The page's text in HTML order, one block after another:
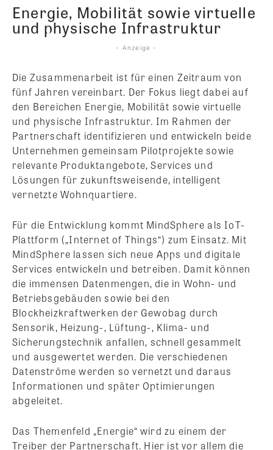
Energie, Mobilität sowie virtuelle
und physische Infrastruktur
- Anzeige -
Die Zusammenarbeit ist für einen Zeitraum von
fünf Jahren vereinbart. Der Fokus liegt dabei auf
den Bereichen Energie, Mobilität sowie virtuelle
und physische Infrastruktur. Im Rahmen der
Partnerschaft identifizieren und entwickeln beide
Unternehmen gemeinsam Pilotprojekte sowie
relevante Produktangebote, Services und
Lösungen für zukunftsweisende, intelligent
vernetzte Wohnquartiere.
Für die Entwicklung kommt MindSphere als IoT-
Plattform („Internet of Things“) zum Einsatz. Mit
MindSphere lassen sich neue Apps und digitale
Services entwickeln und betreiben. Damit können
die immensen Datenmengen, die in Wohn- und
Betriebsgebäuden sowie bei den
Blockheizkraftwerken der Gewobag durch
Sensorik, Heizung-, Lüftung-, Klima- und
Sicherungstechnik anfallen, schnell gesammelt
und ausgewertet werden. Die verschiedenen
Datenströme werden so vernetzt und daraus
Informationen und später Optimierungen
abgeleitet.
Das Themenfeld „Energie“ wird zu einem der
Treiber der Partnerschaft. Hier ist vor allem die